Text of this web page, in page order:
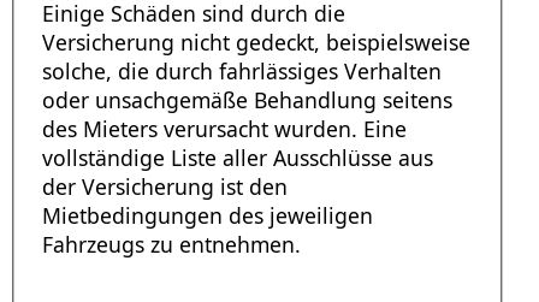
Einige Schäden sind durch die
Versicherung nicht gedeckt, beispielsweise
solche, die durch fahrlässiges Verhalten
oder unsachgemäße Behandlung seitens
des Mieters verursacht wurden. Eine
vollständige Liste aller Ausschlüsse aus
der Versicherung ist den
Mietbedingungen des jeweiligen
Fahrzeugs zu entnehmen.